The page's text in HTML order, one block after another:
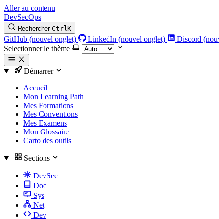
Aller au contenu
DevSecOps
Rechercher CtrlK
GitHub (nouvel onglet) LinkedIn (nouvel onglet) Discord
Selectionner le thème
Démarrer
Accueil
Mon Learning Path
Mes Formations
Mes Conventions
Mes Examens
Mon Glossaire
Carto des outils
Sections
DevSec
Doc
Sys
Net
Dev